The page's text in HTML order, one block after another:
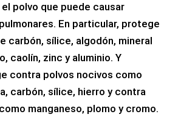
polvo que puede causar
En particular, protege
carbón, sílice, algodón, mineral
caolín, zinc y aluminio. Y
contra polvos nocivos como
carbón, sílice, hierro y contra
manganeso, plomo y cromo.